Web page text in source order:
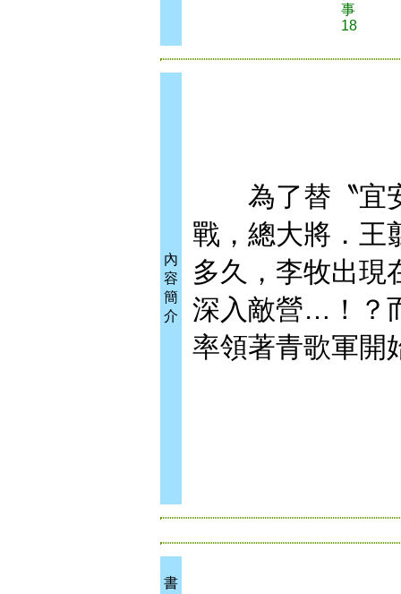
事
18
內
容
簡
介
為了替〝宜安
戰，總大將．王
多久，李牧出現
深入敵營…！？
率領著青歌軍
書